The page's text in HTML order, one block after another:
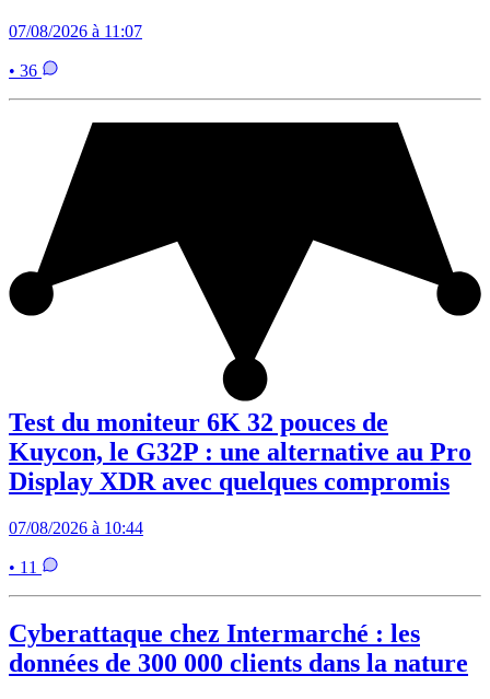
07/08/2026 à 11:07
• 36
Test du moniteur 6K 32 pouces de
Kuycon, le G32P : une alternative au Pro
Display XDR avec quelques compromis
07/08/2026 à 10:44
• 11
Cyberattaque chez Intermarché : les
données de 300 000 clients dans la nature